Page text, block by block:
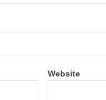
Website